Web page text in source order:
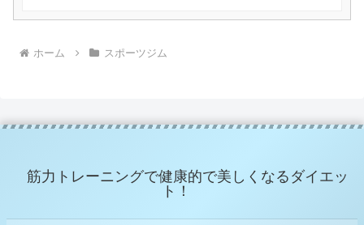
ホーム スポーツジム
筋力トレーニングで健康的で美しくなるダイエッ
ト！